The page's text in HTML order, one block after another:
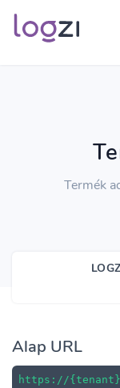
Termék
Alap URL
https://